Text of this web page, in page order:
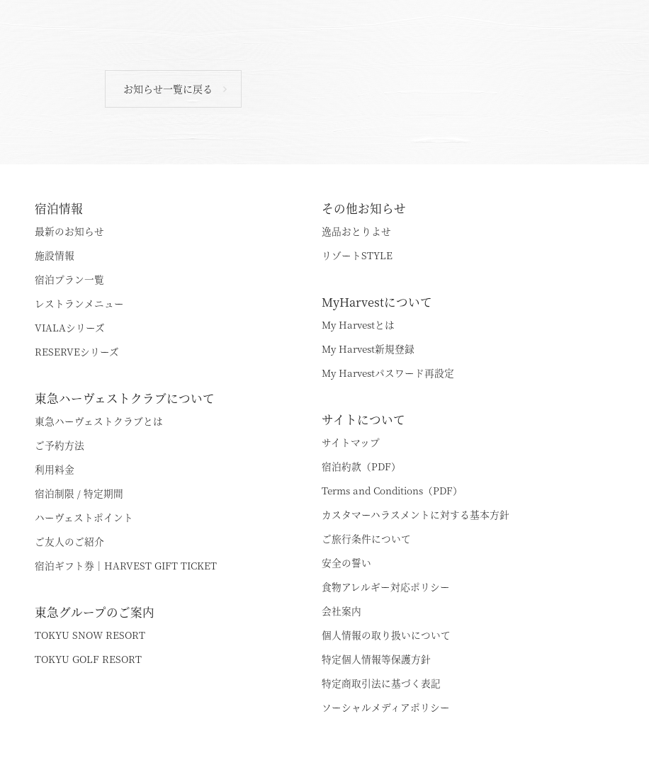
お知らせ一覧に戻る
※ご利用には「 My Harvest 」へのログインが必要です
法人予約（代行）はこちら
宿泊情報
最新のお知らせ
施設情報
宿泊プラン一覧
レストランメニュー
VIALAシリーズ
RESERVEシリーズ
東急ハーヴェストクラブについて
東急ハーヴェストクラブとは
ご予約方法
利用料金
宿泊制限 / 特定期間
ハーヴェストポイント
ご友人のご紹介
宿泊ギフト券｜HARVEST GIFT TICKET
東急グループのご案内
TOKYU SNOW RESORT
TOKYU GOLF RESORT
その他お知らせ
逸品おとりよせ
リゾートSTYLE
MyHarvestについて
My Harvestとは
My Harvest新規登録
My Harvestパスワード再設定
サイトについて
サイトマップ
宿泊約款（PDF）
Terms and Conditions（PDF）
カスタマーハラスメントに対する基本方針
ご旅行条件について
安全の誓い
食物アレルギー対応ポリシー
会社案内
個人情報の取り扱いについて
特定個人情報等保護方針
特定商取引法に基づく表記
ソーシャルメディアポリシー